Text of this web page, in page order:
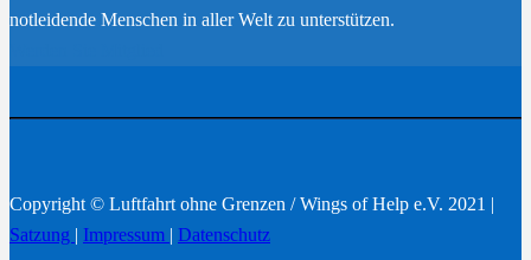
notleidende Menschen in aller Welt zu unterstützen.
Copyright © Luftfahrt ohne Grenzen / Wings of Help e.V. 2021 |
Satzung | Impressum | Datenschutz